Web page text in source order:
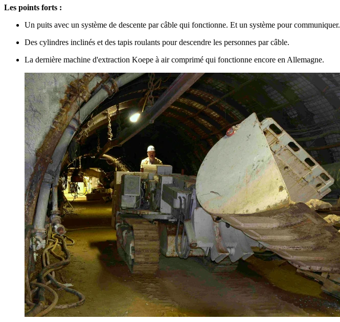
Les points forts :
Un puits avec un système de descente par câble qui fonctionne. Et un système pour communiquer.
Des cylindres inclinés et des tapis roulants pour descendre les personnes par câble.
La dernière machine d'extraction Koepe à air comprimé qui fonctionne encore en Allemagne.